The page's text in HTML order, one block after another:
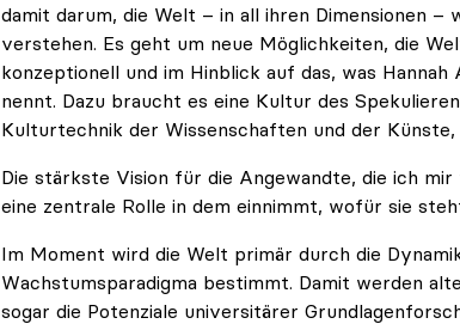
damit darum, die Welt – in all ihren Dimensionen
verstehen. Es geht um neue Möglichkeiten, die
konzeptionell und im Hinblick auf das, was
nennt. Dazu braucht es eine Kultur des
Kulturtechnik der Wissenschaften und der
Die stärkste Vision für die Angewandte, die ich
eine zentrale Rolle in dem einnimmt, wofür sie
Im Moment wird die Welt primär durch die
Wachstumsparadigma bestimmt. Damit werden
sogar die Potenziale universitärer